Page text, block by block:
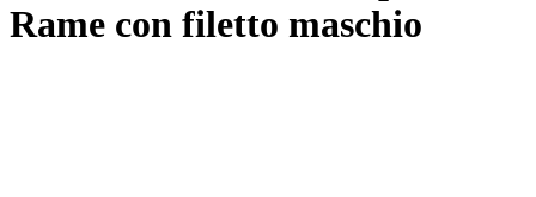
Rame con filetto maschio